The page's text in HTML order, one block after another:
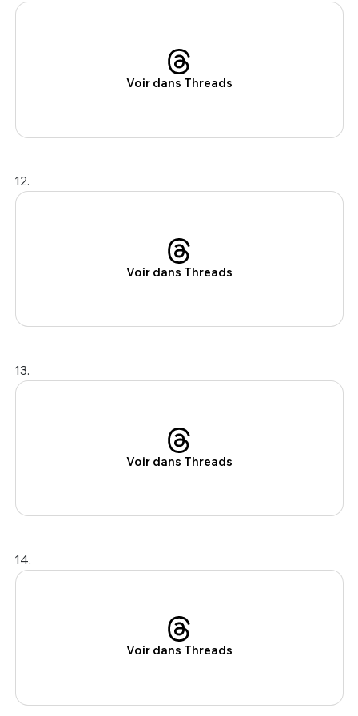
Voir dans Threads
12.
Voir dans Threads
13.
Voir dans Threads
14.
Voir dans Threads